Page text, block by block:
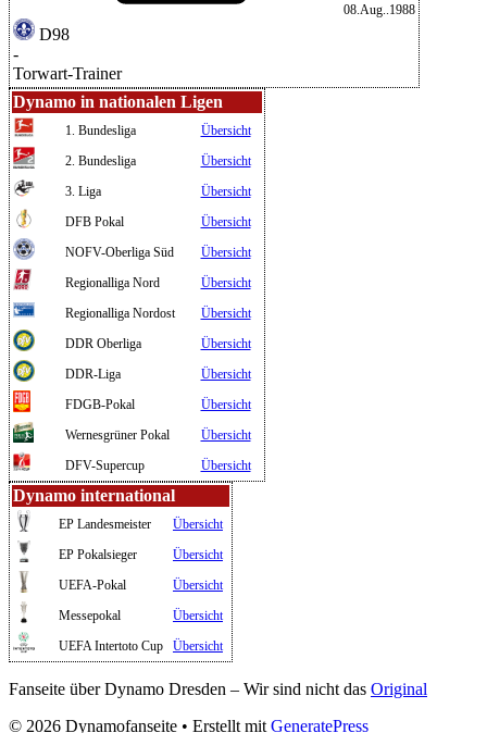
08.Aug..1988
D98
-
Torwart-Trainer
Dynamo in nationalen Ligen
1. Bundesliga
Übersicht
2. Bundesliga
Übersicht
3. Liga
Übersicht
DFB Pokal
Übersicht
NOFV-Oberliga Süd
Übersicht
Regionalliga Nord
Übersicht
Regionalliga Nordost
Übersicht
DDR Oberliga
Übersicht
DDR-Liga
Übersicht
FDGB-Pokal
Übersicht
Wernesgrüner Pokal
Übersicht
DFV-Supercup
Übersicht
Dynamo international
EP Landesmeister
Übersicht
EP Pokalsieger
Übersicht
UEFA-Pokal
Übersicht
Messepokal
Übersicht
UEFA Intertoto Cup
Übersicht
Fanseite über Dynamo Dresden – Wir sind nicht das Original
© 2026 Dynamofanseite • Erstellt mit GeneratePress